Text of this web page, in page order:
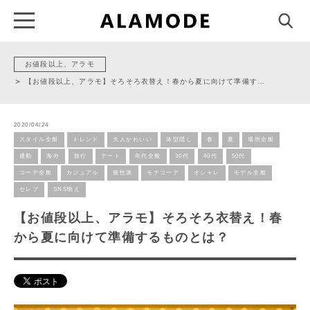
お値段以上、アラモ
【お値段以上、アラモ】そろそろ衣替え！春から夏に向けて準備す…
2020/04/24
スタイル全般 トレンド 大人かわいい 体型隠し 春 夏 場所全般
通勤 海外 旅行 デート 年代全般 30代 40代 50代
コーデ全般 カジュアル 個性派 モテコーデ オシャレ モデル全般
セレブ SNS映え
【お値段以上、アラモ】そろそろ衣替え！春
から夏に向けて準備するものとは？